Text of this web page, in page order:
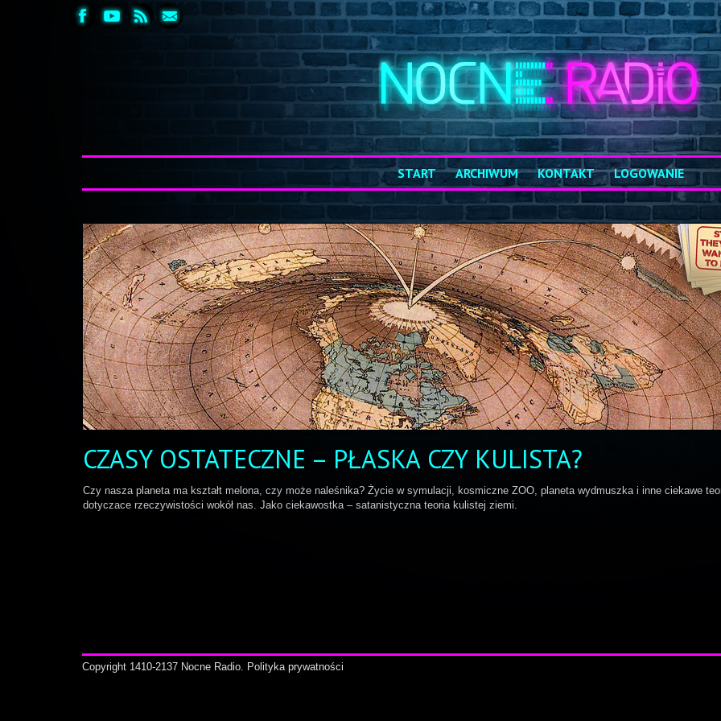
START ARCHIWUM KONTAKT LOGOWANIE
CZASY OSTATECZNE – PŁASKA CZY KULISTA?
Czy nasza planeta ma kształt melona, czy może naleśnika? Życie w symulacji, kosmiczne ZOO, planeta wydmuszka i inne ciekawe
dotyczace rzeczywistości wokół nas. Jako ciekawostka – satanistyczna teoria kulistej ziemi.
Copyright 1410-2137 Nocne Radio. Polityka prywatności